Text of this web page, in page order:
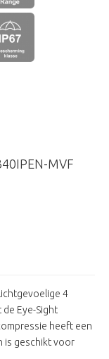
MVF
4
Eye-Sight
heeft een
is geschikt voor